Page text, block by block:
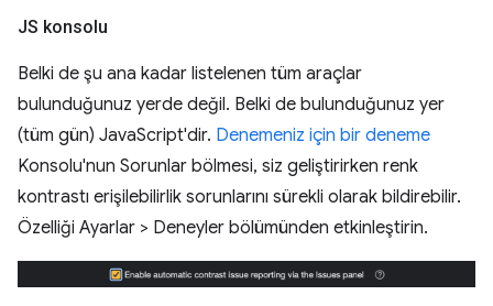
JS konsolu
Belki de şu ana kadar listelenen tüm araçlar
bulunduğunuz yerde değil. Belki de bulunduğunuz yer
(tüm gün) JavaScript'dir. Denemeniz için bir deneme
Konsolu'nun Sorunlar bölmesi, siz geliştirirken renk
kontrastı erişilebilirlik sorunlarını sürekli olarak bildirebilir.
Özelliği Ayarlar > Deneyler bölümünden etkinleştirin.